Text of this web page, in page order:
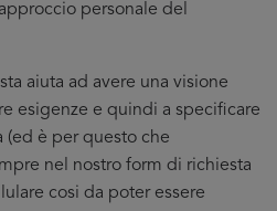
personale del
aiuta ad avere una visione
esigenze e quindi a specificare
(ed è per questo che
nel nostro form di richiesta
cosi da poter essere